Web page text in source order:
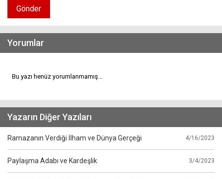
Gönder
Yorumlar
Bu yazı henüz yorumlanmamış...
Yazarın Diğer Yazıları
Ramazanın Verdiği İlham ve Dünya Gerçeği 4/16/2023
Paylaşma Adabı ve Kardeşlik 3/4/2023